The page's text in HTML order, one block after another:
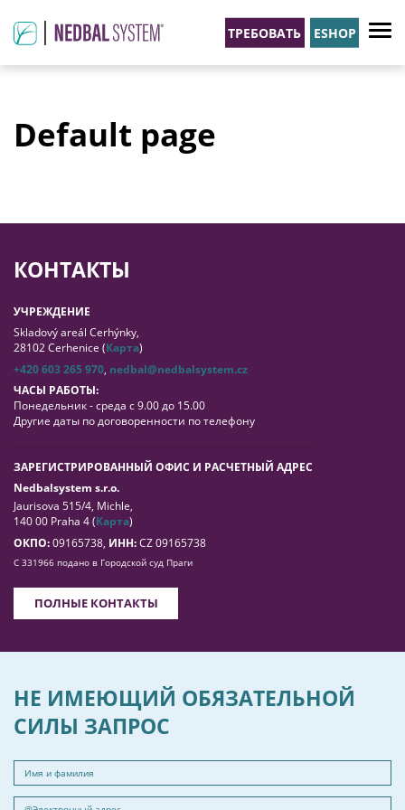
ТРЕБОВАТЬ ESHOP
Default page
КОНТАКТЫ
УЧРЕЖДЕНИЕ
Skladový areál Cerhýnky,
28102 Cerhenice (Карта)
+420 603 265 970 nedbal@nedbalsystem.cz
ЧАСЫ РАБОТЫ:
Понедельник - среда с 9.00 до 15.00
Другие даты по договоренности по телефону
ЗАРЕГИСТРИРОВАННЫЙ ОФИС И РАСЧЕТНЫЙ АДРЕС
Nedbalsystem s.r.o.
Jaurisova 515/4, Michle,
140 00 Praha 4 (Карта)
ОКПО: 09165738, ИНН: CZ 09165738
C 331966 подано в Городской суд Праги
ПОЛНЫЕ КОНТАКТЫ
НЕ ИМЕЮЩИЙ ОБЯЗАТЕЛЬНОЙ
СИЛЫ ЗАПРОС
Имя и фамилия